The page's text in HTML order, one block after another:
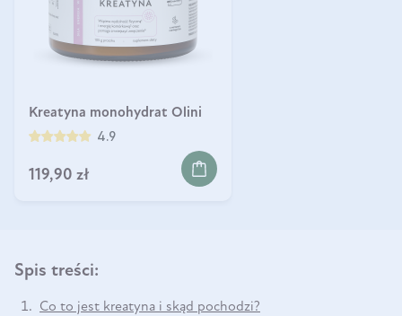
Kreatyna monohydrat Olini
4.9
119,90 zł
Spis treści:
Co to jest kreatyna i skąd pochodzi?